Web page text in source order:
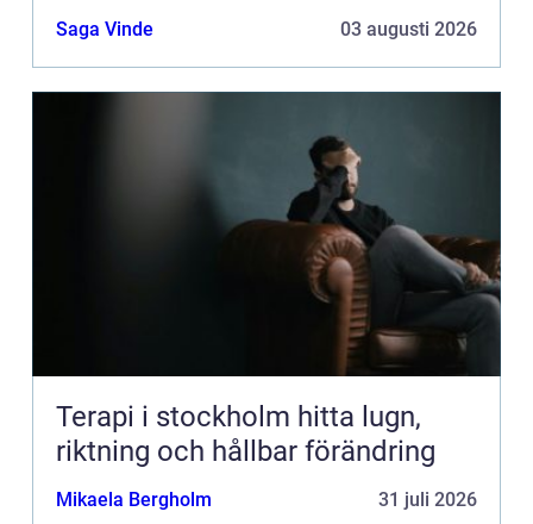
Saga Vinde 03 augusti 2026
Terapi i stockholm hitta lugn,
riktning och hållbar förändring
Mikaela Bergholm 31 juli 2026